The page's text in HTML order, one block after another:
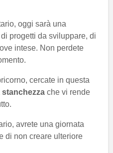
oggi sarà una
progetti da sviluppare, di
intese. Non perdete
cercate in questa
stanchezza che vi rende
avrete una giornata
di non creare ulteriore